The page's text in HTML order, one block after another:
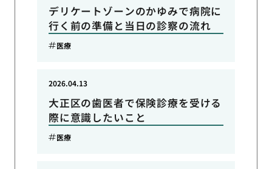
デリケートゾーンのかゆみで病院に
行く前の準備と当日の診察の流れ
医療
大正区の歯医者で保険診療を受ける
際に意識したいこと
2026.04.13
医療